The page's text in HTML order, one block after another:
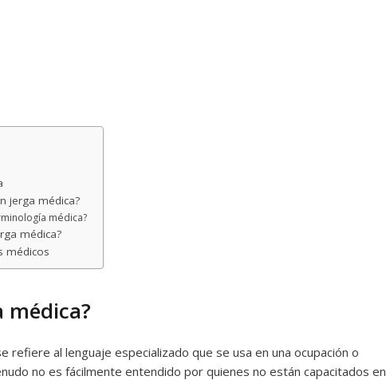
jerga médica?
médica?
médica?
médicos
médica?
refiere al lenguaje especializado que se usa en una ocupación o
no es fácilmente entendido por quienes no están capacitados en